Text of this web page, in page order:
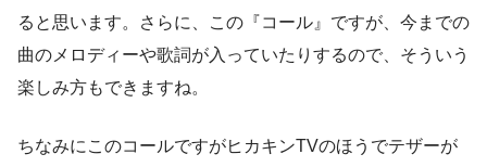
ると思います。さらに、この『コール』ですが、今までの
曲のメロディーや歌詞が入っていたりするので、そういう
楽しみ方もできますね。
ちなみにこのコールですがヒカキンTVのほうでテザーが